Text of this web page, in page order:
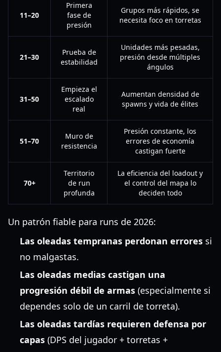
11–20
Primera
fase de
presión
Grupos más rápidos, se
necesita foco en torretas
21–30
Prueba de
estabilidad
Unidades más pesadas,
presión desde múltiples
ángulos
31–50
Empieza el
escalado
real
Aumentan densidad de
spawns y vida de élites
51–70
Muro de
resistencia
Presión constante, los
errores de economía
castigan fuerte
70+
Territorio
de run
profunda
La eficiencia del loadout y
el control del mapa lo
deciden todo
Un patrón fiable para runs de 2026:
Las oleadas tempranas perdonan errores si
no malgastas.
Las oleadas medias castigan una
progresión débil de armas (especialmente si
dependes solo de un carril de torreta).
Las oleadas tardías requieren defensa por
capas (DPS del jugador + torretas +